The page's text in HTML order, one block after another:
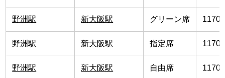
野洲駅 新大阪駅 グリーン席 1170
野洲駅 新大阪駅 指定席 1170
野洲駅 新大阪駅 自由席 1170